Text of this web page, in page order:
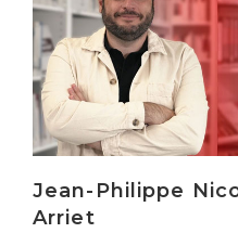
Jean-Philippe
Arriet